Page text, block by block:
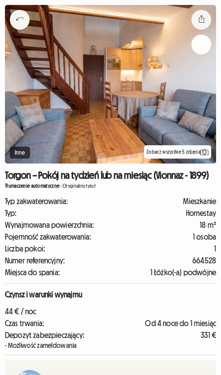
Inne Zobacz wszystkie 5 zdjęcia
Torgon – Pokój na tydzień lub na miesiąc (Vionnaz - 1899)
Tłumaczenie automatyczne-Oryginalny tytuł
Typ zakwaterowania:
Mieszkanie
Typ:
Homestay
Wynajmowana powierzchnia:
18 m²
Pojemność zakwaterowania:
1 osoba
Liczba pokoi:
1
Numer referencyjny:
664528
Miejsca do spania:
1 Łóżko(-a) podwójne
Czynsz i warunki wynajmu
44 € / noc
Czas trwania:
Od 4 noce do 1 miesiąc
Depozyt zabezpieczający:
331 €
- Możliwość zameldowania